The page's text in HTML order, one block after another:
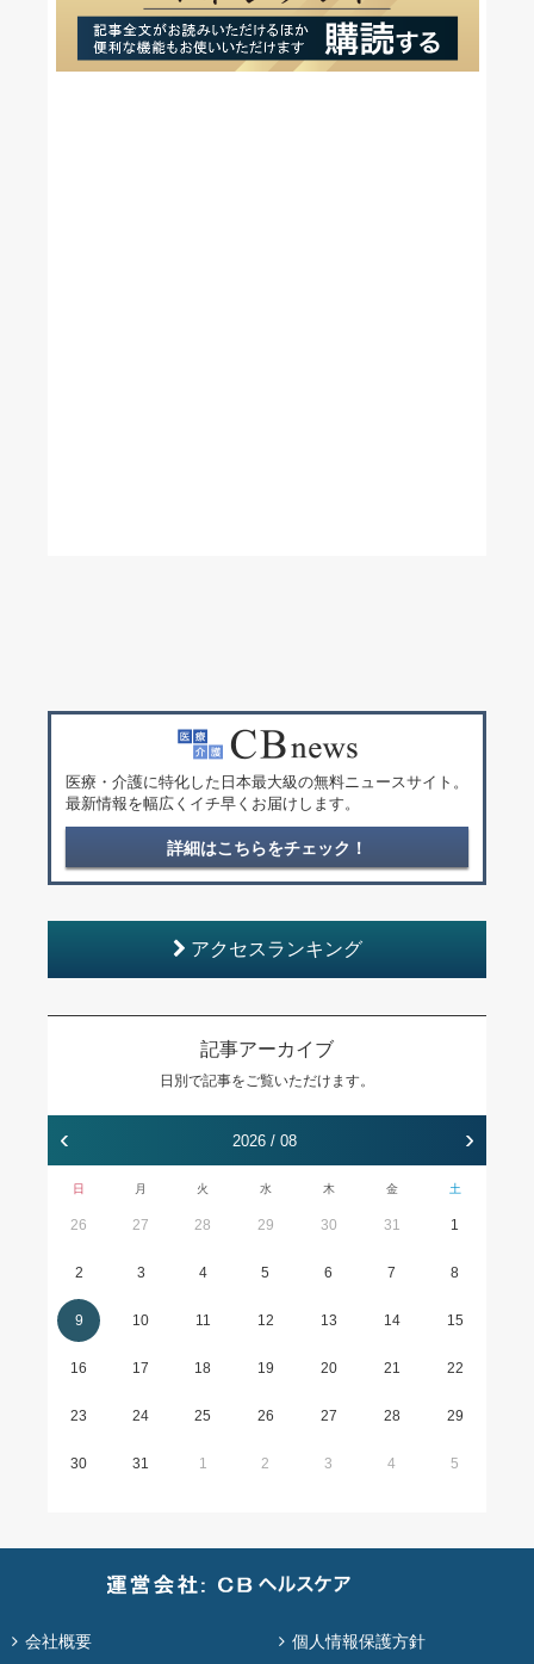
医療・介護に特化した日本最大級の無料ニュースサイト。
最新情報を幅広くイチ早くお届けします。
詳細はこちらをチェック！
アクセスランキング
記事アーカイブ
日別で記事をご覧いただけます。
‹ 2026 / 08 ›
日 月 火 水 木 金 土
26 27 28 29 30 31 1
2 3 4 5 6 7 8
9 10 11 12 13 14 15
16 17 18 19 20 21 22
23 24 25 26 27 28 29
30 31 1 2 3 4 5
会社概要 個人情報保護方針